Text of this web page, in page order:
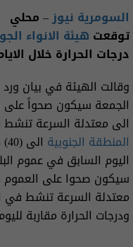
السومرية نيوز– محلي
توقعت هيئة الانواء
درجات الحرارة خلال
وقالت الهيئة في بيان ورد
الجمعة سيكون صحواً على
الى معتدلة السرعة
المنطقة الجنوبية
اليوم السابق في عموم
سيكون صحوا على العموم
ودرجات الحرارة مقاربة